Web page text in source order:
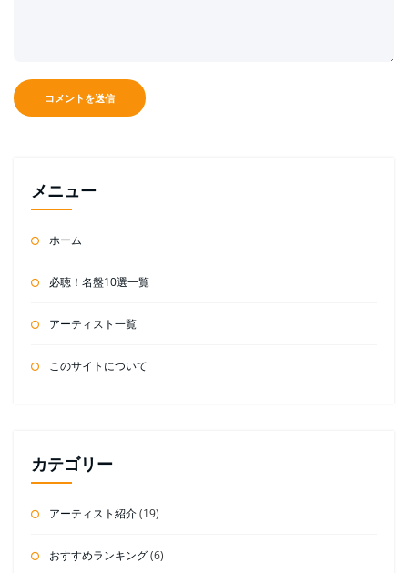
メニュー
ホーム
必聴！名盤10選一覧
アーティスト一覧
このサイトについて
カテゴリー
アーティスト紹介(19)
おすすめランキング(6)